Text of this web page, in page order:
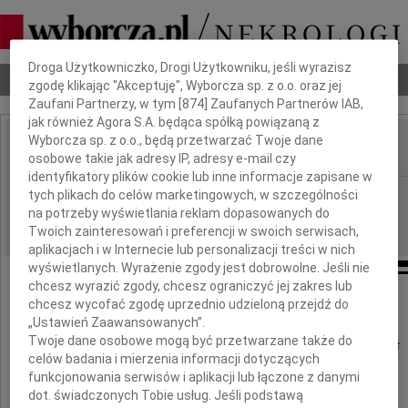
Nekrologi Odeszli Poradnik pogrzebowy
IMIĘ I NAZWISKO:
REGION: Szczecin
DATA EMISJI: 27.06.2019
Naszemu Koledze
Szczepanowi Dzudzewiczowi
wyrazy głębokiego współczucia
Dbamy o Twoją prywatność
Droga Użytkowniczko, Drogi Użytkowniku, jeśli wyrazisz
zgodę klikając "Akceptuję", Wyborcza sp. z o.o. oraz jej
Zaufani Partnerzy, w tym [874 ] Zaufanych Partnerów IAB,
jak również Agora S.A. będąca spółką powiązaną z
Wyborcza sp. z o.o., będą przetwarzać Twoje dane
osobowe takie jak adresy IP, adresy e-mail czy
identyfikatory plików cookie lub inne informacje zapisane w
tych plikach do celów marketingowych, w szczególności
na potrzeby wyświetlania reklam dopasowanych do
Twoich zainteresowań i preferencji w swoich serwisach,
aplikacjach i w Internecie lub personalizacji treści w nich
wyświetlanych. Wyrażenie zgody jest dobrowolne. Jeśli nie
chcesz wyrazić zgody, chcesz ograniczyć jej zakres lub
chcesz wycofać zgodę uprzednio udzieloną przejdź do
„Ustawień Zaawansowanych”.
Twoje dane osobowe mogą być przetwarzane także do
celów badania i mierzenia informacji dotyczących
funkcjonowania serwisów i aplikacji lub łączone z danymi
dot. świadczonych Tobie usług. Jeśli podstawą